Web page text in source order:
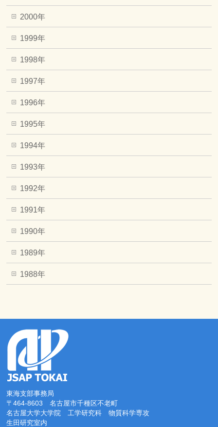
2000年
1999年
1998年
1997年
1996年
1995年
1994年
1993年
1992年
1991年
1990年
1989年
1988年
東海支部事務局
〒464-8603 名古屋市千種区不老町
名古屋大学大学院 工学研究科 物質科学専攻
生田研究室内